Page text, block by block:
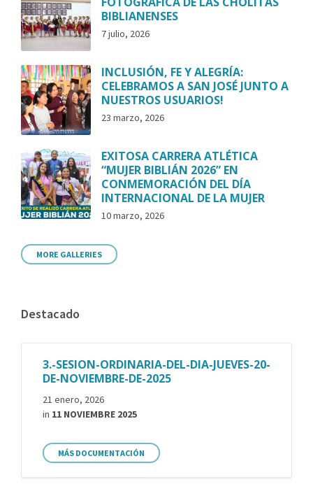
BIBLIANENSES
7 julio, 2026
INCLUSIÓN, FE Y ALEGRÍA:
CELEBRAMOS A SAN JOSÉ JUNTO A
NUESTROS USUARIOS!
23 marzo, 2026
EXITOSA CARRERA ATLÉTICA
“MUJER BIBLIÁN 2026” EN
CONMEMORACIÓN DEL DÍA
INTERNACIONAL DE LA MUJER
10 marzo, 2026
MORE GALLERIES
Destacado
3.-SESION-ORDINARIA-DEL-DIA-JUEVES-20-
DE-NOVIEMBRE-DE-2025
21 enero, 2026
in 11 NOVIEMBRE 2025
MÁS DOCUMENTACIÓN